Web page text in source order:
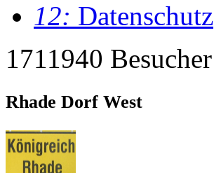
12: Datenschutz
1711940 Besucher
Rhade Dorf West